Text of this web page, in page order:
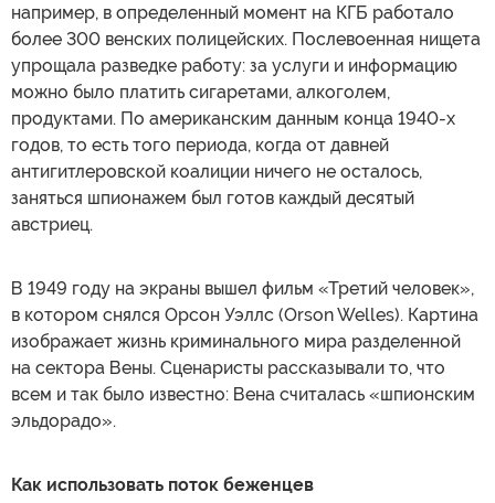
например, в определенный момент на КГБ работало
более 300 венских полицейских. Послевоенная нищета
упрощала разведке работу: за услуги и информацию
можно было платить сигаретами, алкоголем,
продуктами. По американским данным конца 1940-х
годов, то есть того периода, когда от давней
антигитлеровской коалиции ничего не осталось,
заняться шпионажем был готов каждый десятый
австриец.
В 1949 году на экраны вышел фильм «Третий человек»,
в котором снялся Орсон Уэллс (Orson Welles). Картина
изображает жизнь криминального мира разделенной
на сектора Вены. Сценаристы рассказывали то, что
всем и так было известно: Вена считалась «шпионским
эльдорадо».
Как использовать поток беженцев